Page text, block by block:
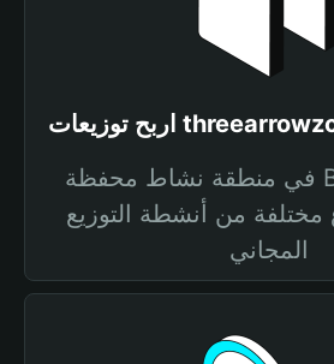
في منطقة نشاط محفظة Bitget Wallet،
مختلفة من أنشطة التوزيع
المجاني